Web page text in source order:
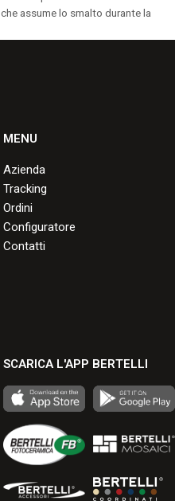
che assume lo smalto durante la
MENU
Azienda
Tracking
Ordini
Configuratore
Contatti
SCARICA L'APP BERTELLI